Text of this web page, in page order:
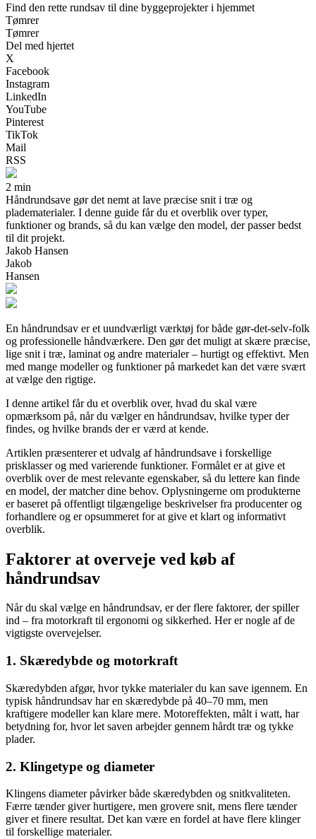
Find den rette rundsav til dine byggeprojekter i hjemmet
Tømrer
Tømrer
Del med hjertet
X
Facebook
Instagram
LinkedIn
YouTube
Pinterest
TikTok
Mail
RSS
2 min
Håndrundsave gør det nemt at lave præcise snit i træ og
pladematerialer. I denne guide får du et overblik over typer,
funktioner og brands, så du kan vælge den model, der passer bedst
til dit projekt.
Jakob Hansen
Jakob
Hansen
En håndrundsav er et uundværligt værktøj for både gør-det-selv-folk
og professionelle håndværkere. Den gør det muligt at skære præcise,
lige snit i træ, laminat og andre materialer – hurtigt og effektivt. Men
med mange modeller og funktioner på markedet kan det være svært
at vælge den rigtige.
I denne artikel får du et overblik over, hvad du skal være
opmærksom på, når du vælger en håndrundsav, hvilke typer der
findes, og hvilke brands der er værd at kende.
Artiklen præsenterer et udvalg af håndrundsave i forskellige
prisklasser og med varierende funktioner. Formålet er at give et
overblik over de mest relevante egenskaber, så du lettere kan finde
en model, der matcher dine behov. Oplysningerne om produkterne
er baseret på offentligt tilgængelige beskrivelser fra producenter og
forhandlere og er opsummeret for at give et klart og informativt
overblik.
Faktorer at overveje ved køb af
håndrundsav
Når du skal vælge en håndrundsav, er der flere faktorer, der spiller
ind – fra motorkraft til ergonomi og sikkerhed. Her er nogle af de
vigtigste overvejelser.
1. Skæredybde og motorkraft
Skæredybden afgør, hvor tykke materialer du kan save igennem. En
typisk håndrundsav har en skæredybde på 40–70 mm, men
kraftigere modeller kan klare mere. Motoreffekten, målt i watt, har
betydning for, hvor let saven arbejder gennem hårdt træ og tykke
plader.
2. Klingetype og diameter
Klingens diameter påvirker både skæredybden og snitkvaliteten.
Færre tænder giver hurtigere, men grovere snit, mens flere tænder
giver et finere resultat. Det kan være en fordel at have flere klinger
til forskellige materialer.